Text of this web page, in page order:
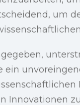
um
ein
Innovationen